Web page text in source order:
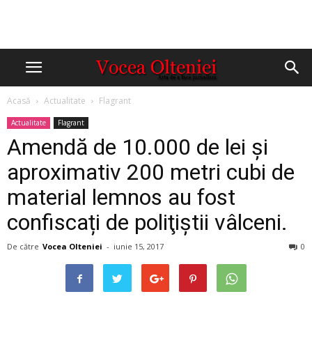
Acasă Actualitate Flagrant
Actualitate Flagrant
Amendă de 10.000 de lei şi
aproximativ 200 metri cubi de
material lemnos au fost
confiscați de poliţiştii vâlceni.
De către Vocea Olteniei - iunie 15, 2017 0